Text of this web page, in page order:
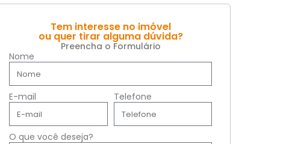
Tem interesse no imóvel
ou quer tirar alguma dúvida?
Preencha o Formulário
Nome
E-mail Telefone
O que você deseja?